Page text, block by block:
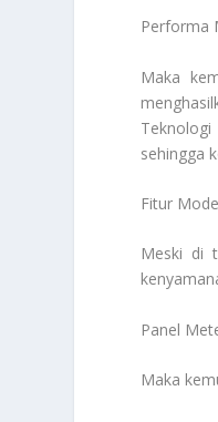
Performa
Maka
Teknologi
sehingga
Fitur
Meski di
Panel
Maka